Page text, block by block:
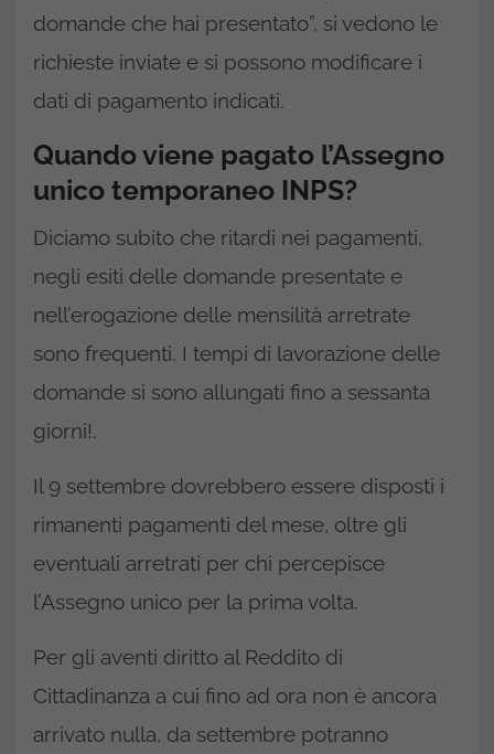
domande che hai presentato”, si vedono le
richieste inviate e si possono modificare i
dati di pagamento indicati.
Quando viene pagato l’Assegno
unico temporaneo INPS?
Diciamo subito che ritardi nei pagamenti,
negli esiti delle domande presentate e
nell’erogazione delle mensilità arretrate
sono frequenti. I tempi di lavorazione delle
domande si sono allungati fino a sessanta
giorni!.
Il 9 settembre dovrebbero essere disposti i
rimanenti pagamenti del mese, oltre gli
eventuali arretrati per chi percepisce
l’Assegno unico per la prima volta.
Per gli aventi diritto al Reddito di
Cittadinanza a cui fino ad ora non è ancora
arrivato nulla, da settembre potranno